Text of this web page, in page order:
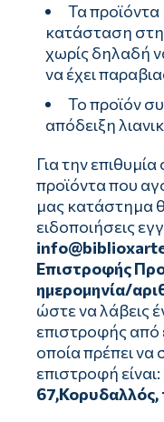
Τα προϊόντα
κατάσταση
χωρίς δηλαδή
να έχει
Το προϊόν
απόδειξη
Για την
προϊόντα που
μας κατάστημα
ειδοποιήσεις
Επιστροφής
ημερομηνία/
ώστε να λάβεις
επιστροφής από
οποία πρέπει να
επιστροφή είναι:
67,Κορυδαλλός,